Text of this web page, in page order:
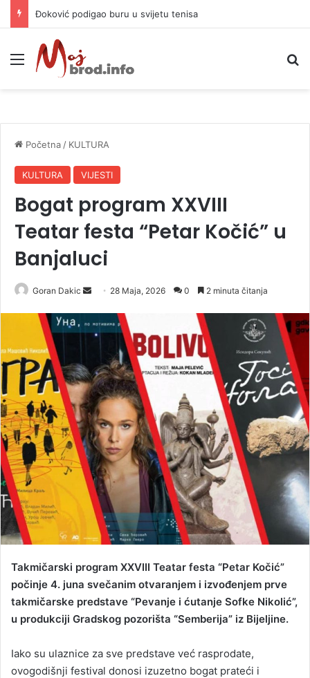
APIF izgubio spor sa komšijama, mora platiti 10.000 KM
Meni
Početna / KULTURA
KULTURA VIJESTI
Bogat program XXVIII
Teatar festa “Petar Kočić” u
Banjaluci
Goran Dakic
n
d
n
e
m
a
i
l
28 Maja, 2026 0 2 minuta čitanja
Takmičarski program XXVIII Teatar festa “Petar Kočić”
počinje 4. juna svečanim otvaranjem i izvođenjem prve
takmičarske predstave “Pevanje i ćutanje Sofke Nikolić”,
u produkciji Gradskog pozorišta “Semberija” iz Bijeljine.
Iako su ulaznice za sve predstave već rasprodate,
ovogodišnji festival donosi izuzetno bogat prateći i